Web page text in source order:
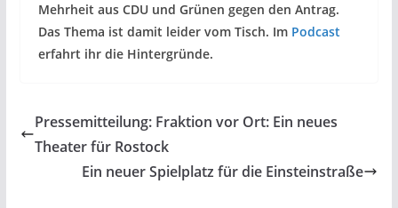
Mehrheit aus CDU und Grünen gegen den Antrag.
Das Thema ist damit leider vom Tisch. Im Podcast
erfahrt ihr die Hintergründe.
Pressemitteilung: Fraktion vor Ort: Ein neues
Theater für Rostock
Ein neuer Spielplatz für die Einsteinstraße